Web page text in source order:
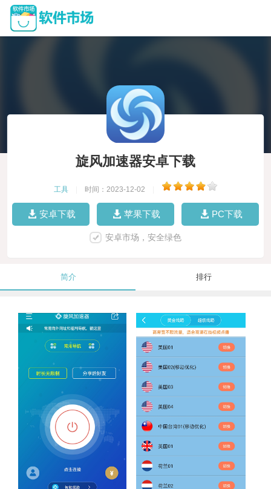
旋风加速器安卓下载
工具 时间：2023-12-02
安卓下载 苹果下载 PC下载
安卓市场，安全绿色
简介 排行